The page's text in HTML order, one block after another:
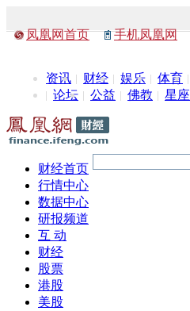
凤凰网首页 手机凤凰网
资讯 财经 娱乐 体育
论坛
公益 佛教 星座
财经首页
行情中心
数据中心
研报频道
互 动
财经
股票
港股
美股